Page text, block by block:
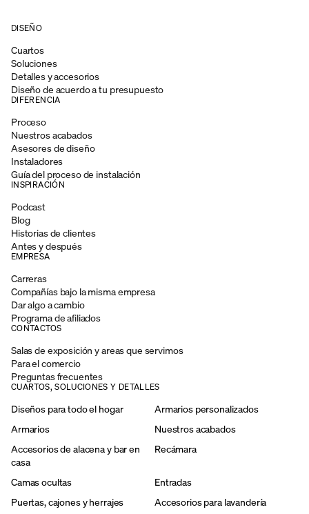
DISEÑO
Cuartos
Soluciones
Detalles y accesorios
Diseño de acuerdo a tu presupuesto
DIFERENCIA
Proceso
Nuestros acabados
Asesores de diseño
Instaladores
Guía del proceso de instalación
INSPIRACIÓN
Podcast
Blog
Historias de clientes
Antes y después
EMPRESA
Carreras
Compañías bajo la misma empresa
Dar algo a cambio
Programa de afiliados
CONTACTOS
Salas de exposición y areas que servimos
Para el comercio
Preguntas frecuentes
CUARTOS, SOLUCIONES Y DETALLES
Diseños para todo el hogar
Armarios personalizados
Armarios
Nuestros acabados
Accesorios de alacena y bar en
casa
Recámara
Camas ocultas
Entradas
Puertas, cajones y herrajes
Accesorios para lavandería